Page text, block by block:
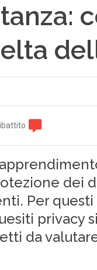
dei
Per
privacy
da